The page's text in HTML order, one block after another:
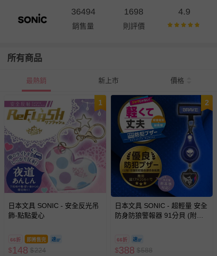
36494
銷售量
1698
則評價
4.9
所有商品
最熱銷 新上市 價格
1
日本文具 SONIC - 安全反光吊
飾-點點愛心
66折 即將售完
$148 $224
2
日本文具 SONIC - 超輕量 安全
防身防狼警報器 91分貝 (附背
66折
$388 $588